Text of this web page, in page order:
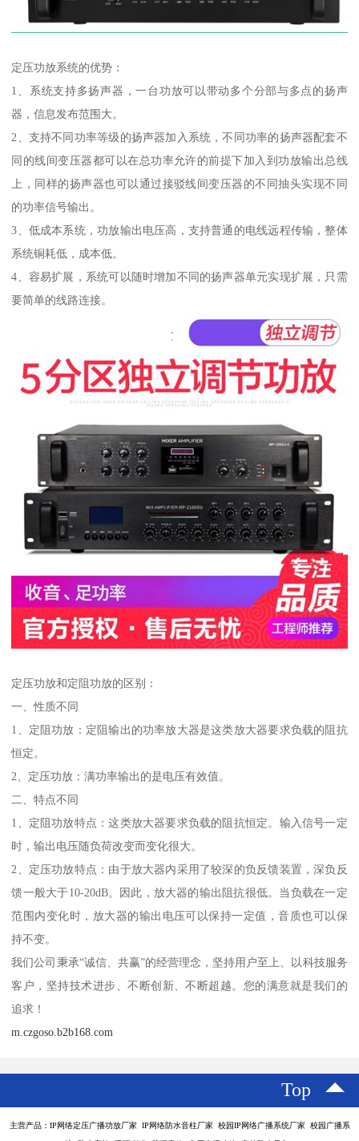
定压功放系统的优势：
1、系统支持多扬声器，一台功放可以带动多个分部与多点的扬声
器，信息发布范围大。
2、支持不同功率等级的扬声器加入系统，不同功率的扬声器配套不
同的线间变压器都可以在总功率允许的前提下加入到功放输出总线
上，同样的扬声器也可以通过接驳线间变压器的不同抽头实现不同
的功率信号输出。
3、低成本系统，功放输出电压高，支持普通的电线远程传输，整体
系统铜耗低，成本低。
4、容易扩展，系统可以随时增加不同的扬声器单元实现扩展，只需
要简单的线路连接。
定压功放和定阻功放的区别：
一、性质不同
1、定阻功放：定阻输出的功率放大器是这类放大器要求负载的阻抗
恒定。
2、定压功放：满功率输出的是电压有效值。
二、特点不同
1、定阻功放特点：这类放大器要求负载的阻抗恒定。输入信号一定
时，输出电压随负荷改变而变化很大。
2、定压功放特点：由于放大器内采用了较深的负反馈装置，深负反
馈一般大于10-20dB。因此，放大器的输出阻抗很低。当负载在一定
范围内变化时，放大器的输出电压可以保持一定值，音质也可以保
持不变。
我们公司秉承“诚信、共赢”的经营理念，坚持用户至上、以科技服务
客户，坚持技术进步、不断创新、不断超越。您的满意就是我们的
追求！
m.czgoso.b2b168.com
Top
主营产品：IP网络定压广播功放厂家 IP网络防水音柱厂家 校园IP网络广播系统厂家 校园广播系